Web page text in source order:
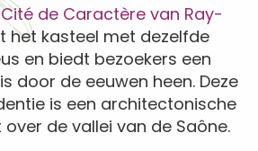
Cité de Caractère van Ray-
het kasteel met dezelfde
en biedt bezoekers een
door de eeuwen heen. Deze
is een architectonische
de vallei van de Saône.